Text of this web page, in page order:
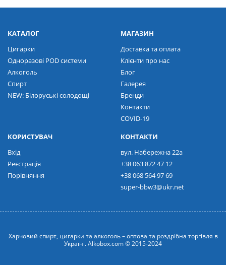
КАТАЛОГ
Цигарки
Одноразові POD системи
Алкоголь
Спирт
NEW: Білоруські солодощі
МАГАЗИН
Доставка та оплата
Клієнти про нас
Блог
Галерея
Бренди
Контакти
COVID-19
КОРИСТУВАЧ
Вхід
Реєстрація
Порівняння
КОНТАКТИ
вул. Набережна 22а
+38 063 872 47 12
+38 068 564 97 69
super-bbw3@ukr.net
Харчовий спирт, цигарки та алкоголь – оптова та роздрібна торгівля в
Україні. Alkobox.com © 2015-2024